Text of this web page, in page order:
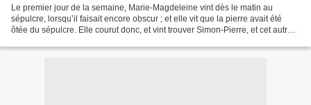
Le premier jour de la semaine, Marie-Magdeleine vint dès le matin au
sépulcre, lorsqu’il faisait encore obscur ; et elle vit que la pierre avait été
ôtée du sépulcre. Elle courut donc, et vint trouver Simon-Pierre, et cet autre